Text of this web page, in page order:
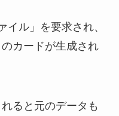
イル」を要求され、
カードが生成され
ると元のデータも